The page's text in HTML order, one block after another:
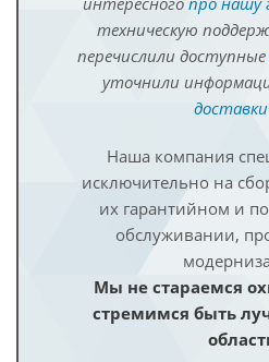
техническую
перечислили доступные
уточнили
Наша компания
исключительно на
их гарантийном и
обслуживании,
Мы не стараемся
стремимся быть